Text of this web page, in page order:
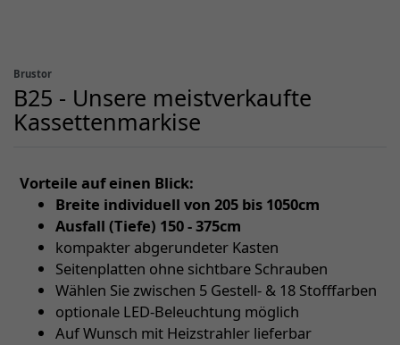
Brustor
B25 - Unsere meistverkaufte
Kassettenmarkise
Vorteile auf einen Blick:
Breite individuell von 205 bis 1050cm
Ausfall (Tiefe) 150 - 375cm
kompakter abgerundeter Kasten
Seitenplatten ohne sichtbare Schrauben
Wählen Sie zwischen 5 Gestell- & 18 Stofffarben
optionale LED-Beleuchtung möglich
Auf Wunsch mit Heizstrahler lieferbar